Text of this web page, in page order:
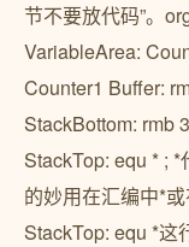
节不要放代码”。
VariableArea:
Counter1 Buffer:
StackBottom: rmb
StackTop: equ * ;
的妙用在汇编中*
StackTop: equ *这